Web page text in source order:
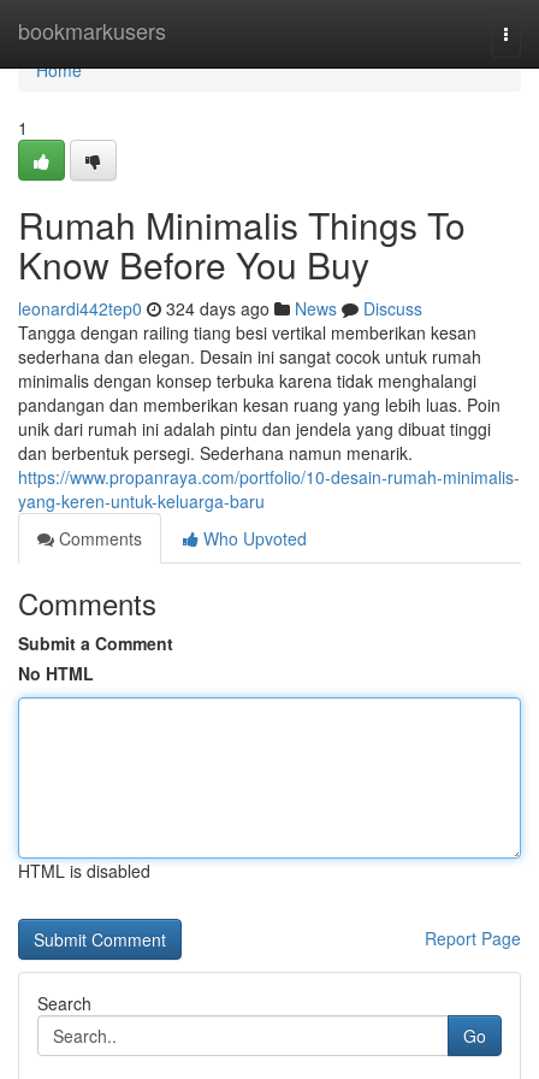
bookmarkusers
Home
Home
1
Rumah Minimalis Things To
Know Before You Buy
leonardi442tep0 324 days ago News
Discuss
Tangga dengan railing tiang besi vertikal memberikan kesan
sederhana dan elegan. Desain ini sangat cocok untuk rumah
minimalis dengan konsep terbuka karena tidak menghalangi
pandangan dan memberikan kesan ruang yang lebih luas. Poin
unik dari rumah ini adalah pintu dan jendela yang dibuat tinggi
dan berbentuk persegi. Sederhana namun menarik.
https://www.propanraya.com/portfolio/10-desain-rumah-minimalis-
yang-keren-untuk-keluarga-baru
Comments
Who Upvoted
Comments
Submit a Comment
No HTML
HTML is disabled
Report Page
Search
Go